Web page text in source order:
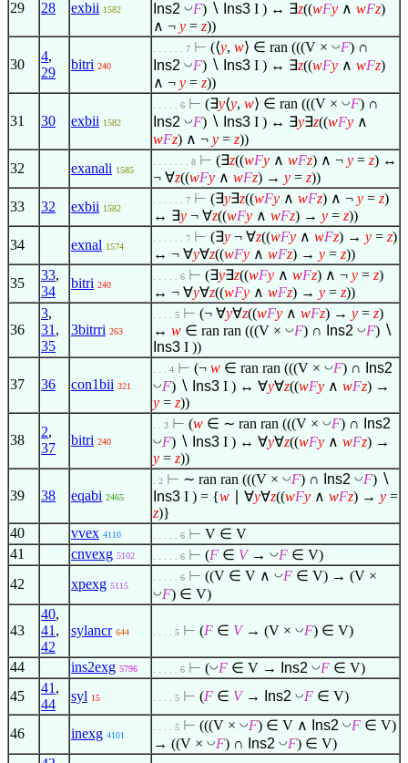
29 28 exbii 1582
Ins2 ◡F) ∖ Ins3 I ) ↔ ∃z((wFy ∧ wFz)
∧ ¬ y = z))
30
4,
29
bitri 240
. . . . . . 7 ⊢ (⟨y, w⟩ ∈ ran (((V × ◡F) ∩
Ins2 ◡F) ∖ Ins3 I ) ↔ ∃z((wFy ∧ wFz)
∧ ¬ y = z))
31 30 exbii 1582
. . . . . 6 ⊢ (∃y⟨y, w⟩ ∈ ran (((V × ◡F) ∩
Ins2 ◡F) ∖ Ins3 I ) ↔ ∃y∃z((wFy ∧
wFz) ∧ ¬ y = z))
32
exanali 1585
. . . . . . . 8 ⊢ (∃z((wFy ∧ wFz) ∧ ¬ y = z) ↔
¬ ∀z((wFy ∧ wFz) → y = z))
33
32 exbii 1582
. . . . . . 7 ⊢ (∃y∃z((wFy ∧ wFz) ∧ ¬ y = z)
↔ ∃y ¬ ∀z((wFy ∧ wFz) → y = z))
34
exnal 1574
. . . . . . 7 ⊢ (∃y ¬ ∀z((wFy ∧ wFz) → y = z)
↔ ¬ ∀y∀z((wFy ∧ wFz) → y = z))
35
33,
34
bitri 240
. . . . . 6 ⊢ (∃y∃z((wFy ∧ wFz) ∧ ¬ y = z)
↔ ¬ ∀y∀z((wFy ∧ wFz) → y = z))
36
3,
31 ,
35
3bitrri 263
. . . . 5 ⊢ (¬ ∀y∀z((wFy ∧ wFz) → y = z)
↔ w ∈ ran ran (((V × ◡F) ∩ Ins2 ◡F) ∖
Ins3 I ))
37 36 con1bii 321
. . . 4 ⊢ (¬ w ∈ ran ran (((V × ◡F) ∩ Ins2
◡F) ∖ Ins3 I ) ↔ ∀y∀z((wFy ∧ wFz) →
y = z))
38
2,
37
bitri 240
. . 3 ⊢ (w ∈ ∼ ran ran (((V × ◡F) ∩ Ins2
◡F) ∖ Ins3 I ) ↔ ∀y∀z((wFy ∧ wFz) →
y = z))
39 38 eqabi 2465
. 2 ⊢ ∼ ran ran (((V × ◡F) ∩ Ins2 ◡F) ∖
Ins3 I ) = {w ∀y∀z((wFy ∧ wFz) → y =
z)}
40
vvex 4110 . . . . . 6 ⊢ V ∈ V
41
cnvexg 5102 . . . . . 6 ⊢ (F ∈ V→ ◡F ∈ V)
42
xpexg 5115
. . . . . 6 ⊢ ((V ∈ V ∧ ◡F ∈ V) → (V ×
◡F) ∈ V)
43
40,
41 ,
42
sylancr 644 . . . . 5 ⊢ (F ∈ V→ (V × ◡F) ∈ V)
44 ins2exg 5796 . . . . . 6 ⊢ (◡F ∈ V → Ins2 ◡F ∈ V)
45
41 ,
44
syl 15 . . . . 5 ⊢ (F ∈ V→ Ins2 ◡F ∈ V)
46 inexg 4101
. . . . 5 ⊢ (((V × ◡F) ∈ V ∧ Ins2 ◡F ∈ V)
→ ((V × ◡F) ∩ Ins2 ◡F) ∈ V)